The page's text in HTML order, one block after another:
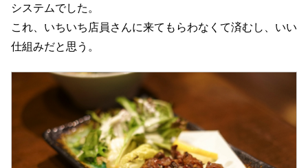
システムでした。
これ、いちいち店員さんに来てもらわなくて済むし、いい
仕組みだと思う。